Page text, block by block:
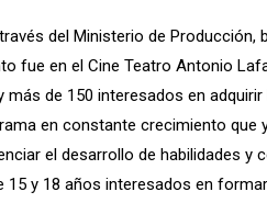
del Ministerio de
fue en el Cine Teatro Antonio
más de 150 interesados en
en constante crecimiento que
el desarrollo de habilidades
15 y 18 años interesados en